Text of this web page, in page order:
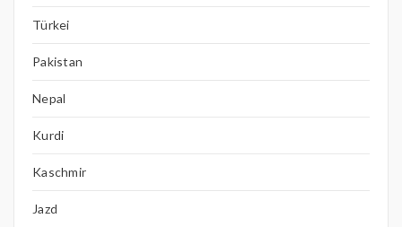
Türkei
Pakistan
Nepal
Kurdi
Kaschmir
Jazd